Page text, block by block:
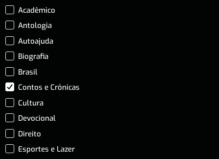
Acadêmico
Antologia
Autoajuda
Biografia
Brasil
Contos e Crônicas
Cultura
Devocional
Direito
Esportes e Lazer